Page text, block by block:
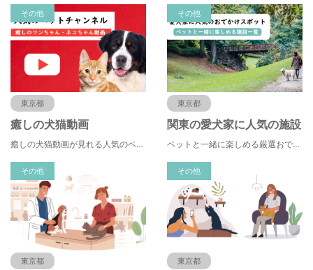
その他
東京都
癒しの犬猫動画
癒しの犬猫動画が見れる人気のペットYouTuber(ユーチューブ・ユーチューバー)インフルエンサーチャンネルランキング
その他
東京都
関東の愛犬家に人気の施設
ペットと一緒に楽しめる厳選おでかけスポット！関東の愛犬家に人気の施設一覧！2022年最新コロナ対応版
その他
東京都
その他
東京都